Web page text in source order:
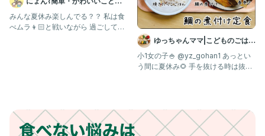
お弁当
みんな夏休み楽しんでる？？ 私は食
べムラ👦🏻と戦いながら 過ごしてま
ゆっちゃんママ|こどものごはん
×幼稚園べんとう
小1女の子🍚 @yz_gohan1 あっとい
う間に夏休み🌻 手を抜ける時は抜い